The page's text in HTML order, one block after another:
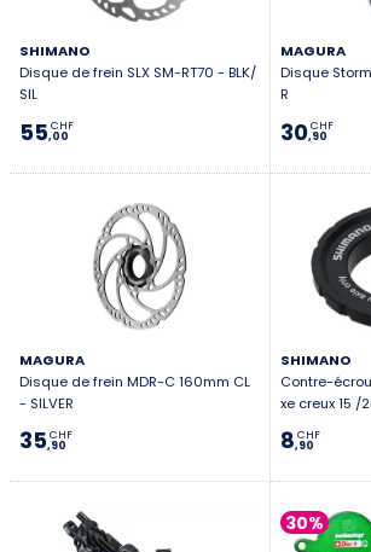
SHIMANO
Disque de frein SLX SM-RT70 - BLK/
SIL
55,00
CHF
MAGURA
Disque
R
30,90
CHF
MAGURA
Disque de frein MDR-C 160mm CL
- SILVER
35,90
CHF
SHIMANO
Contre-
xe creux 15 /
8,90
CHF
30%